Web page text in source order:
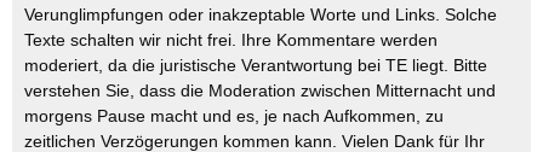
Verunglimpfungen oder inakzeptable Worte und Links. Solche
Texte schalten wir nicht frei. Ihre Kommentare werden
moderiert, da die juristische Verantwortung bei TE liegt. Bitte
verstehen Sie, dass die Moderation zwischen Mitternacht und
morgens Pause macht und es, je nach Aufkommen, zu
zeitlichen Verzögerungen kommen kann. Vielen Dank für Ihr